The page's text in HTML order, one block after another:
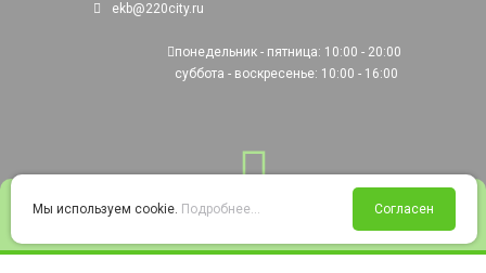
Войти Избранное Корзина
ekb@220city.ru
понедельник - пятница: 10:00 - 20:00
суббота - воскресенье: 10:00 - 16:00
Мы используем cookie. Подробнее... Согласен